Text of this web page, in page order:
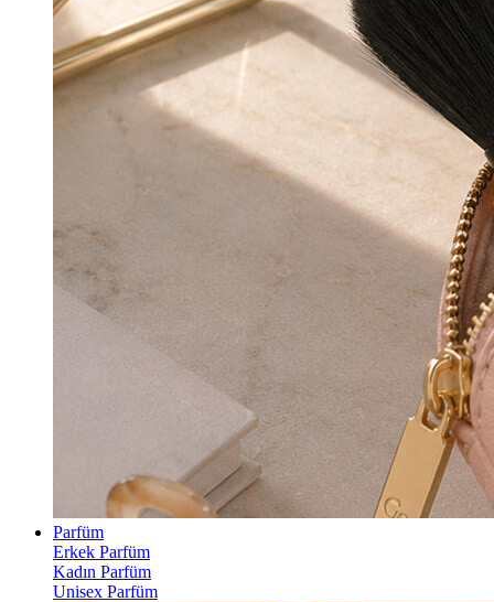
Parfüm
Erkek Parfüm
Kadın Parfüm
Unisex Parfüm